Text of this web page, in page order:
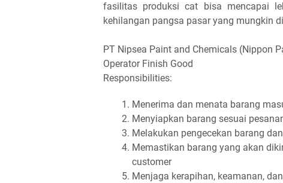
fasilitas produksi cat bisa mencapai
kehilangan pangsa pasar yang mungkin
PT Nipsea Paint and Chemicals (Nippon
Operator Finish Good
Responsibilities:
Menerima dan menata barang
Menyiapkan barang sesuai
Melakukan pengecekan barang
Memastikan barang yang akan
customer
Menjaga kerapihan, keamanan,